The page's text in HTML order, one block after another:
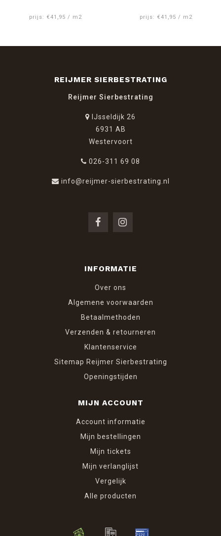
prijs: €41,95 / m2 prijs: €41,95 / m2
REIJMER SIERBESTRATING
Reijmer Sierbestrating
IJsseldijk 26
6931 AB
Westervoort
026-311 69 08
info@reijmer-sierbestrating.nl
INFORMATIE
Over ons
Algemene voorwaarden
Betaalmethoden
Verzenden & retourneren
Klantenservice
Sitemap Reijmer Sierbestrating
Openingstijden
MIJN ACCOUNT
Account informatie
Mijn bestellingen
Mijn tickets
Mijn verlanglijst
Vergelijk
Alle producten